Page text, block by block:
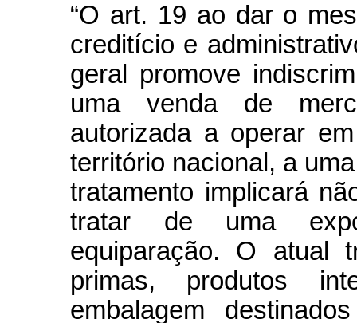
“O art. 19 ao dar o
creditício e
geral promove
uma venda de
autorizada a operar
território nacional, a
tratamento implicará
tratar de uma
equiparação. O atual
primas, produtos
embalagem